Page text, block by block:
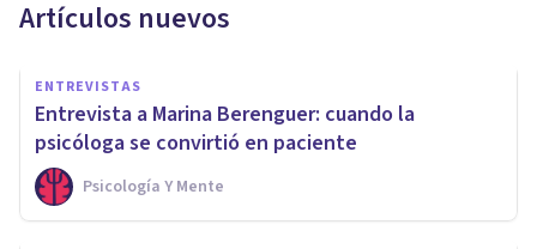
Artículos nuevos
ENTREVISTAS
Entrevista a Marina Berenguer: cuando la
psicóloga se convirtió en paciente
Psicología Y Mente